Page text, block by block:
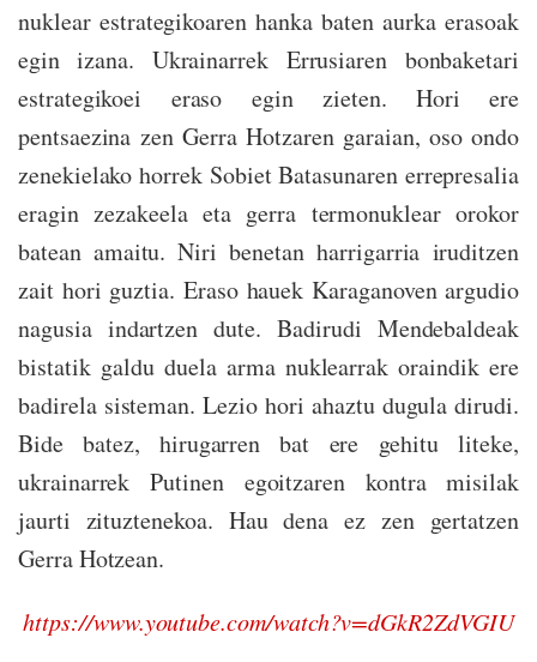
nuklear estrategikoaren hanka baten aurka erasoak
egin izana. Ukrainarrek Errusiaren bonbaketari
estrategikoei eraso egin zieten. Hori ere
pentsaezina zen Gerra Hotzaren garaian, oso ondo
zenekielako horrek Sobiet Batasunaren errepresalia
eragin zezakeela eta gerra termonuklear orokor
batean amaitu. Niri benetan harrigarria iruditzen
zait hori guztia. Eraso hauek Karaganoven argudio
nagusia indartzen dute. Badirudi Mendebaldeak
bistatik galdu duela arma nuklearrak oraindik ere
badirela sisteman. Lezio hori ahaztu dugula dirudi.
Bide batez, hirugarren bat ere gehitu liteke,
ukrainarrek Putinen egoitzaren kontra misilak
jaurti zituztenekoa. Hau dena ez zen gertatzen
Gerra Hotzean.
https://www.youtube.com/watch?v=dGkR2ZdVGIU